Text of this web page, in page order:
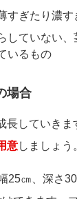
すぎたり濃
していない
いるもの
場合
長していき
意しましょう
25㎝、深さ